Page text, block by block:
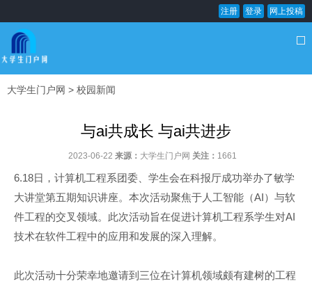
注册 登录 网上投稿
大学生门户网 > 校园新闻
与ai共成长 与ai共进步
2023-06-22 来源： 大学生门户网 关注： 1661
6.18日，计算机工程系团委、学生会在科报厅成功举办了敏学
大讲堂第五期知识讲座。本次活动聚焦于人工智能（AI）与软
件工程的交叉领域。此次活动旨在促进计算机工程系学生对AI
技术在软件工程中的应用和发展的深入理解。
此次活动十分荣幸地邀请到三位在计算机领域颇有建树的工程